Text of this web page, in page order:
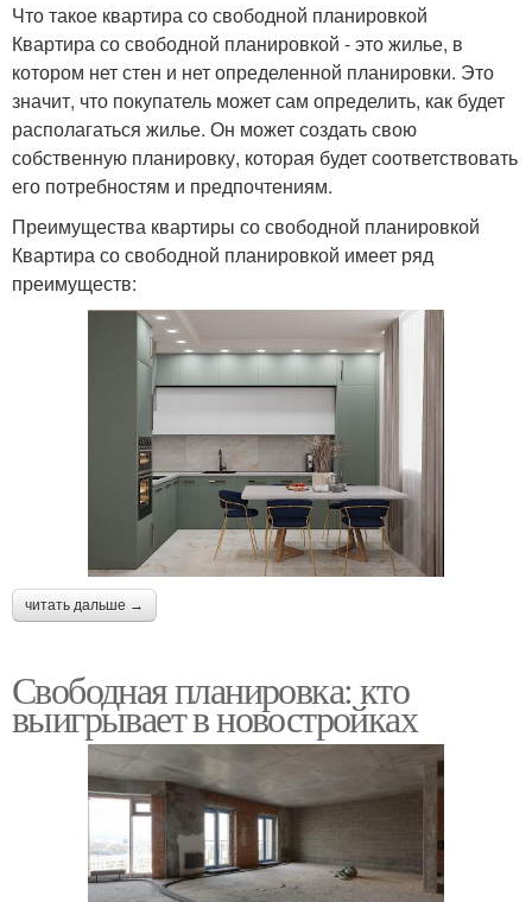
Что такое квартира со свободной планировкой
Квартира со свободной планировкой - это жилье, в
котором нет стен и нет определенной планировки. Это
значит, что покупатель может сам определить, как будет
располагаться жилье. Он может создать свою
собственную планировку, которая будет соответствовать
его потребностям и предпочтениям.
Преимущества квартиры со свободной планировкой
Квартира со свободной планировкой имеет ряд
преимуществ:
читать дальше →
Свободная планировка: кто
выигрывает в новостройках